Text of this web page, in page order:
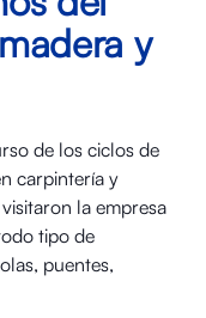
y
de los ciclos de
carpintería y
la empresa
tipo de
puentes,